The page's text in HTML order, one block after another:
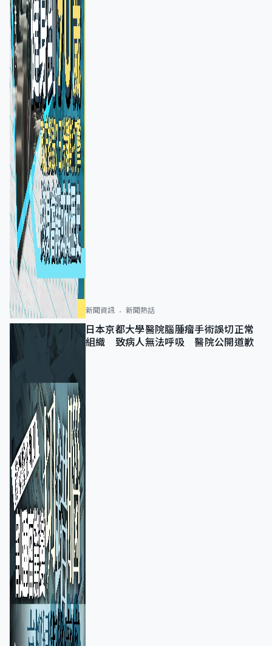
新聞資訊 新聞熱話
日本京都大學醫院腦腫瘤手術誤切正常
組織 致病人無法呼吸 醫院公開道歉